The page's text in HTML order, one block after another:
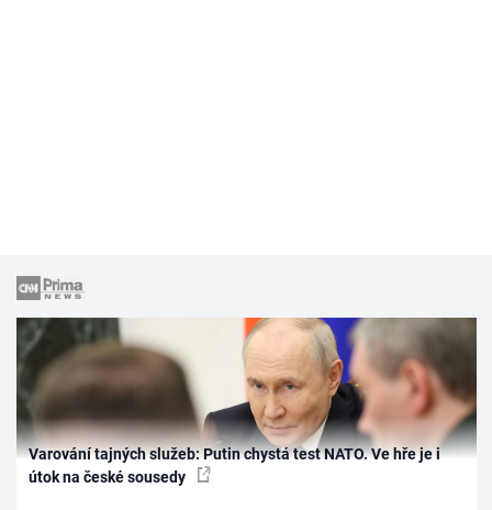
Varování tajných služeb: Putin chystá test NATO. Ve hře je i
útok na české sousedy